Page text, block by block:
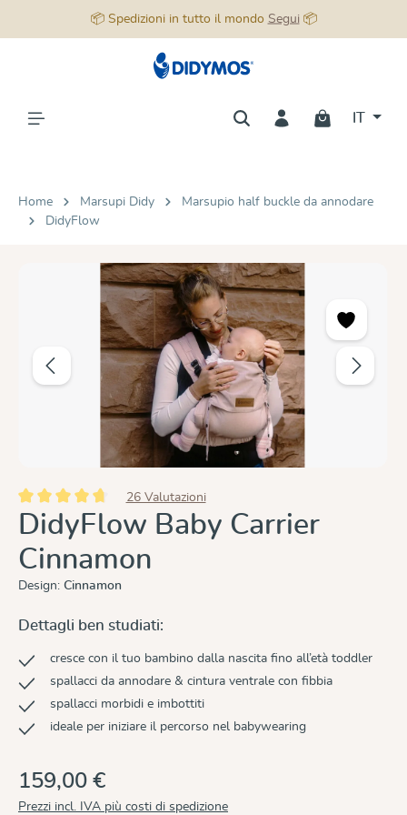
📦 Spedizioni in tutto il mondo Segui📦
Home Marsupi Didy
Marsupio half buckle da annodare
DidyFlow
Salta la galleria di immagini
Valutazione media di 4.8 su 5 stelle
26 Valutazioni
DidyFlow Baby Carrier
Cinnamon
Design: Cinnamon
Dettagli ben studiati:
cresce con il tuo bambino dalla nascita fino all’età toddler
spallacci da annodare & cintura ventrale con fibbia
spallacci morbidi e imbottiti
ideale per iniziare il percorso nel babywearing
159,00 €
Prezzi incl. IVA più costi di spedizione